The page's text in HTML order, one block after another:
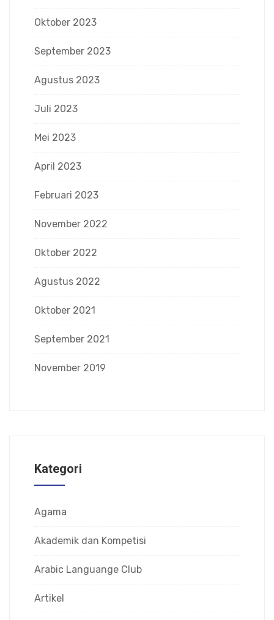
Oktober 2023
September 2023
Agustus 2023
Juli 2023
Mei 2023
April 2023
Februari 2023
November 2022
Oktober 2022
Agustus 2022
Oktober 2021
September 2021
November 2019
Kategori
Agama
Akademik dan Kompetisi
Arabic Languange Club
Artikel